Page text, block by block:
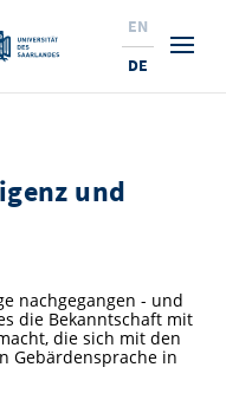
EN
DE
und
nachgegangen - und
die Bekanntschaft mit
die sich mit den
Gebärdensprache in